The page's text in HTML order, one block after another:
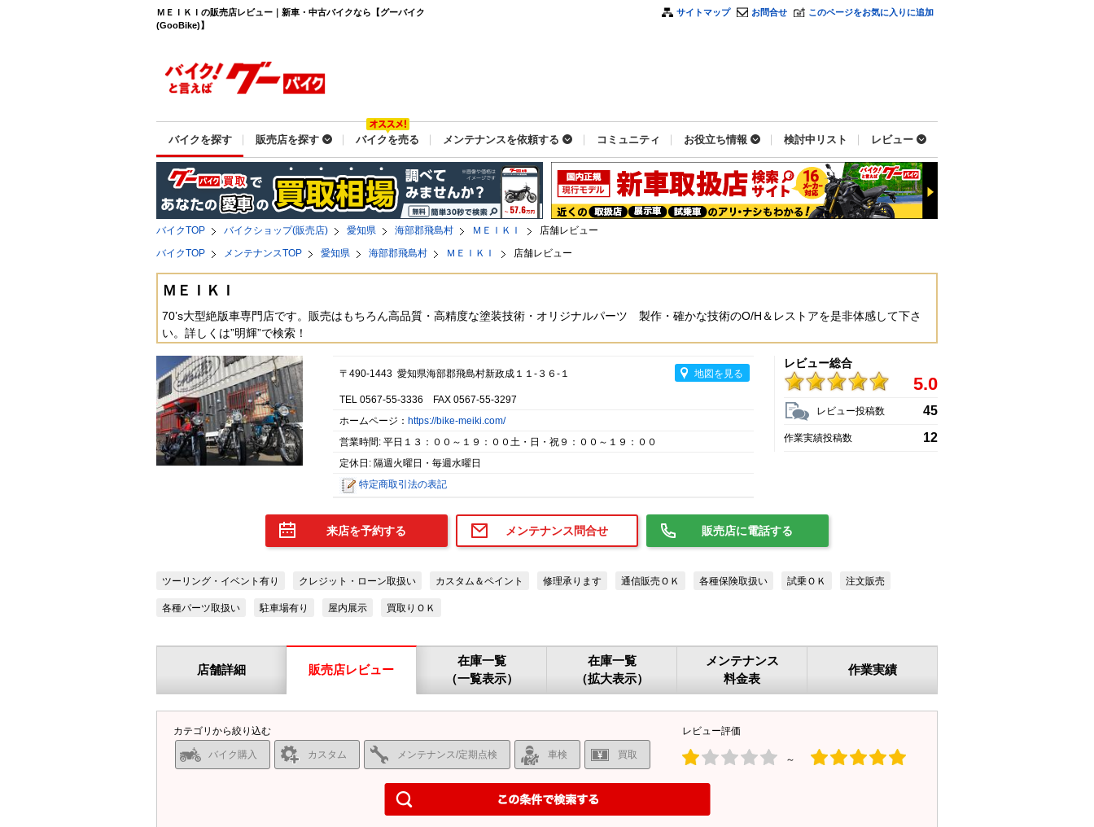
ＭＥＩＫＩの販売店レビュー｜新車・中古バイクなら【グーバイク
(GooBike)】
サイトマップ お問合せ このページをお気に入りに追加
バイクを探す 販売店を探す バイクを売る メンテナンスを依頼する コミュニティ お役立ち情報 検討中リスト レビュー
バイクTOP バイクショップ(販売店) 愛知県 海部郡飛島村 ＭＥＩＫＩ
店舗レビュー
バイクTOP
メンテナンスTOP 愛知県 海部郡飛島村 ＭＥＩＫＩ 店舗レビュー
ＭＥＩＫＩ
70’s大型絶版車専門店です。販売はもちろん高品質・高精度な塗装技術・オリジナルパーツ 製作・確かな技術のO/H＆レストアを是非体感して下さ
い。詳しくは”明輝”で検索！
〒490-1443 愛知県海部郡飛島村新政成１１-３６-１ 地図を見る
TEL 0567-55-3336 FAX 0567-55-3297
ホームページ： https://bike-meiki.com/
営業時間: 平日１３：００～１９：００土・日・祝９：００～１９：００
定休日: 隔週火曜日・毎週水曜日
特定商取引法の表記
レビュー総合
5.0
レビュー投稿数 45
作業実績投稿数 12
来店を予約する メンテナンス問合せ 販売店に電話する
ツーリング・イベント有り クレジット・ローン取扱い カスタム＆ペイント 修理承ります 通信販売ＯＫ 各種保険取扱い 試乗ＯＫ 注文販売
各種パーツ取扱い 駐車場有り 屋内展示 買取りＯＫ
店舗詳細 販売店レビュー
在庫一覧
（一覧表示）
在庫一覧
（拡大表示）
メンテナンス
料金表
作業実績
カテゴリから絞り込む
バイク購入 カスタム メンテナンス/定期点検 車検 買取
レビュー評価
～